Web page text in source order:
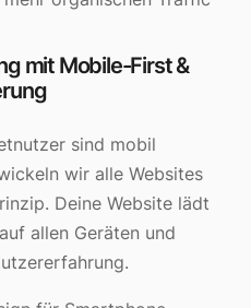
mit Mobile-First &
sind mobil
wir alle Websites
Deine Website lädt
allen Geräten und